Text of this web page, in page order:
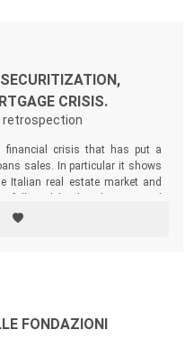
CRISIS.
retrospection
financial crisis that has put a
sales. In particular it shows
Italian real estate market and
granted, in the wake of the
FONDAZIONI